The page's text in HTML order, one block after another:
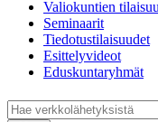
Valiokuntien
Seminaarit
Tiedotustilaisuudet
Esittelyvideot
Eduskuntaryhmät